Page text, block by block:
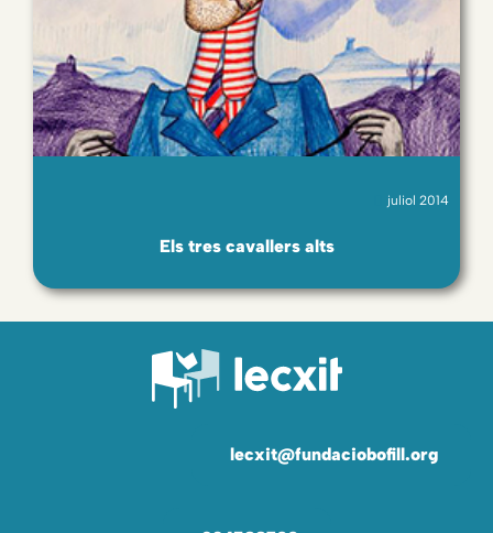
juliol 2014
Els tres cavallers alts
lecxit@fundaciobofill.org